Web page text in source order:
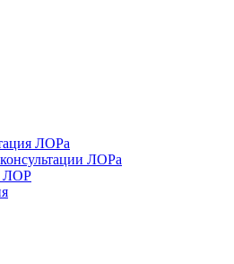
ЛОРа
ЛОРа
ЛОР